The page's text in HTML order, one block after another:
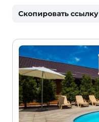
Скопировать ссылку